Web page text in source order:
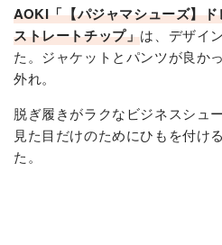
AOKI「【パジャマシューズ】
ストレートチップ」は、デザイ
た。ジャケットとパンツが良か
外れ。
脱ぎ履きがラクなビジネスシュ
見た目だけのためにひもを付け
た。